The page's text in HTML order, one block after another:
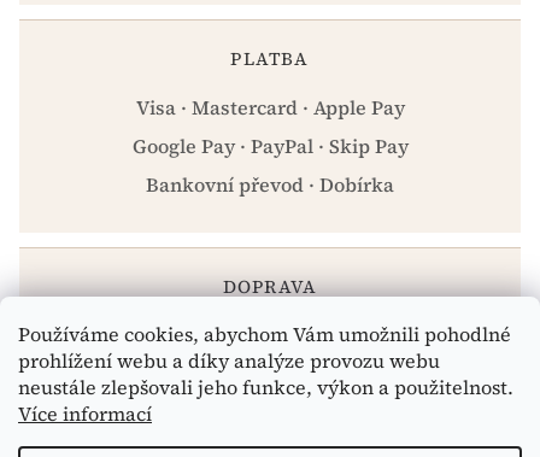
Používáme cookies, abychom Vám umožnili pohodlné
prohlížení webu a díky analýze provozu webu
neustále zlepšovali jeho funkce, výkon a použitelnost.
Více informací
PLATBA
Visa · Mastercard · Apple Pay
Google Pay · PayPal · Skip Pay
Bankovní převod · Dobírka
DOPRAVA
Zásilkovna · PPL · Osobní odběr Praha